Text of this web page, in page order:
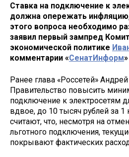
Ставка на подключение к
должна опережать
этого вопроса необходимо
заявил первый зампред
экономической политике
комментарии «СенатИнформ
Ранее глава «Россетей»
Правительство повысить
подключение к электросетям
вдвое, до 10 тысяч рублей за 1
считают, что, несмотря на
льготного подключения,
покрывают фактических